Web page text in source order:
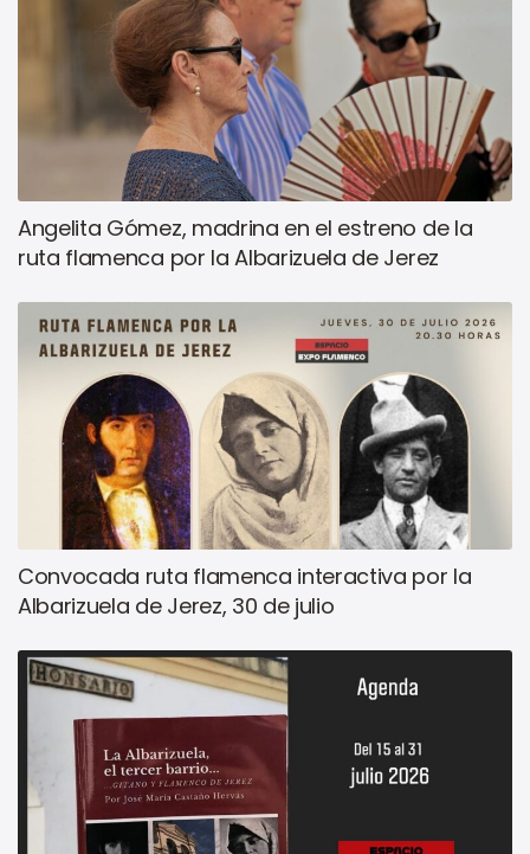
Angelita Gómez, madrina en el estreno de la
ruta flamenca por la Albarizuela de Jerez
Convocada ruta flamenca interactiva por la
Albarizuela de Jerez, 30 de julio